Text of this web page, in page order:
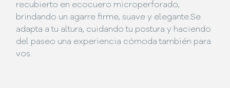
recubierto en ecocuero microperforado,
brindando un agarre firme, suave y elegante.Se
adapta a tu altura, cuidando tu postura y haciendo
del paseo una experiencia cómoda también para
vos.